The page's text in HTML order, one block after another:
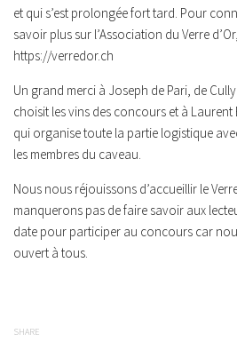
et qui s’est prolongée fort tard. Pour
savoir plus sur l’Association du Verre
https://verredor.ch
Un grand merci à Joseph de Pari, de
choisit les vins des concours et à Laurent
qui organise toute la partie logistique
les membres du caveau.
Nous nous réjouissons d’accueillir le
manquerons pas de faire savoir aux
date pour participer au concours car
ouvert à tous.
SHARE